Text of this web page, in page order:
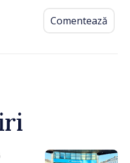
Comentează